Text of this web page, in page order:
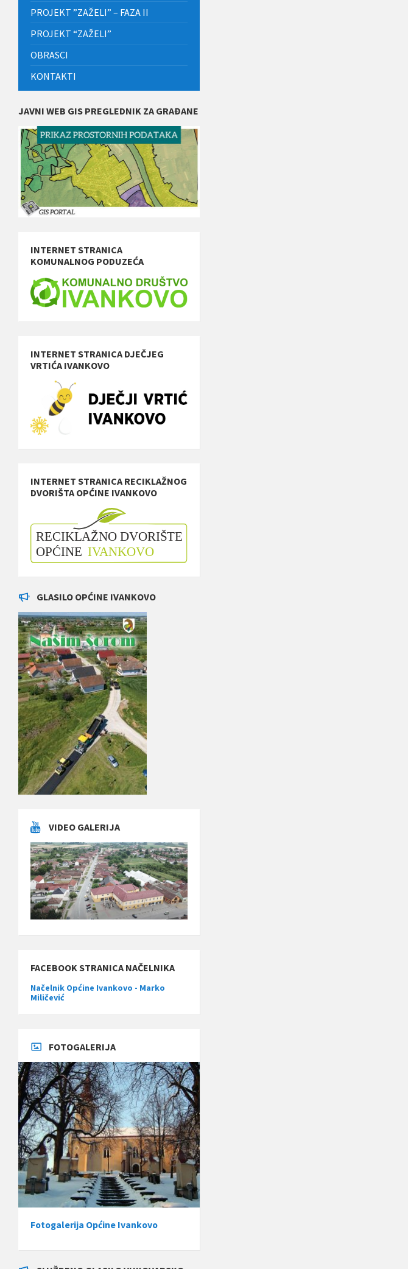
PROJEKT ”ZAŽELI” – FAZA II
PROJEKT “ZAŽELI”
OBRASCI
KONTAKTI
JAVNI WEB GIS PREGLEDNIK ZA GRAĐANE
INTERNET STRANICA
KOMUNALNOG PODUZEĆA
INTERNET STRANICA DJEČJEG
VRTIĆA IVANKOVO
INTERNET STRANICA RECIKLAŽNOG
DVORIŠTA OPĆINE IVANKOVO
GLASILO OPĆINE IVANKOVO
VIDEO GALERIJA
FACEBOOK STRANICA NAČELNIKA
Načelnik Općine Ivankovo - Marko
Miličević
FOTOGALERIJA
Fotogalerija Općine Ivankovo